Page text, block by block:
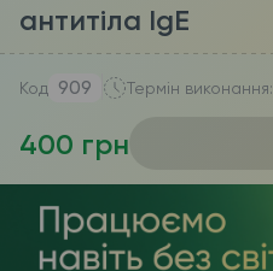
антитіла IgE
Код 909 Термін виконання:
400 грн